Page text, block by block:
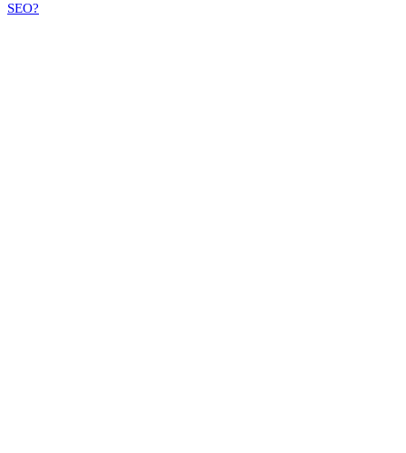
SEO?